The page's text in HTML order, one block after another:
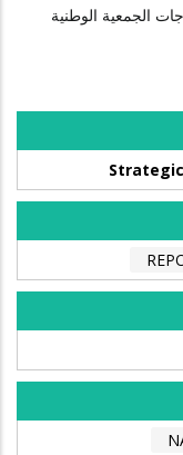
الجمعية الوطنية